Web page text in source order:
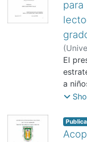
para
(
Elena
El
a
se